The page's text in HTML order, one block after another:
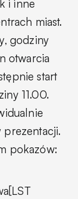
i inne
miast.
godziny
otwarcia
start
11.00.
prezentacji.
pokazów: